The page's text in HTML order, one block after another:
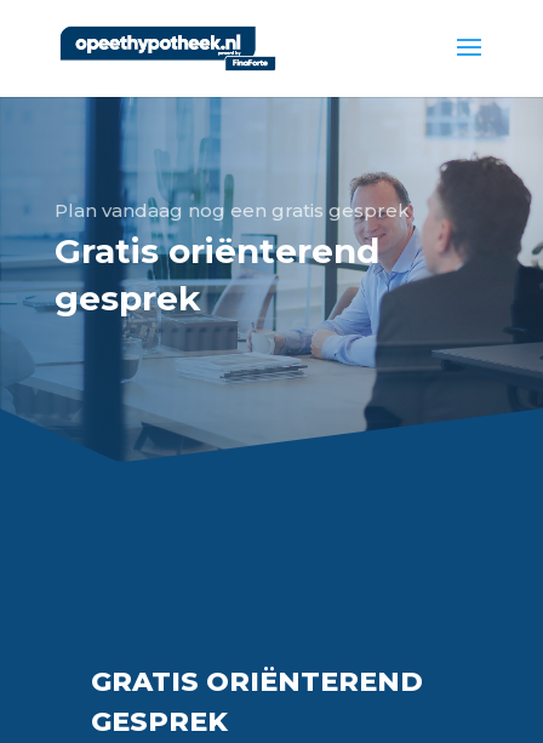
Plan vandaag nog een gratis gesprek
Gratis oriënterend
gesprek
GRATIS ORIËNTEREND
GESPREK